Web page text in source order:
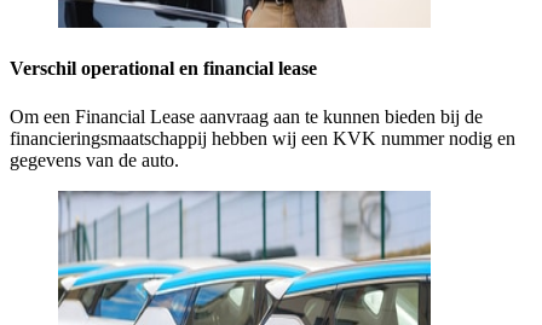
Verschil operational en financial lease
Om een Financial Lease aanvraag aan te kunnen bieden bij de
financieringsmaatschappij hebben wij een KVK nummer nodig en
gegevens van de auto.